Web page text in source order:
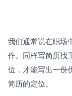
我们通常说在职场
作。同样写简历找
位，才能写出一份
简历的定位。